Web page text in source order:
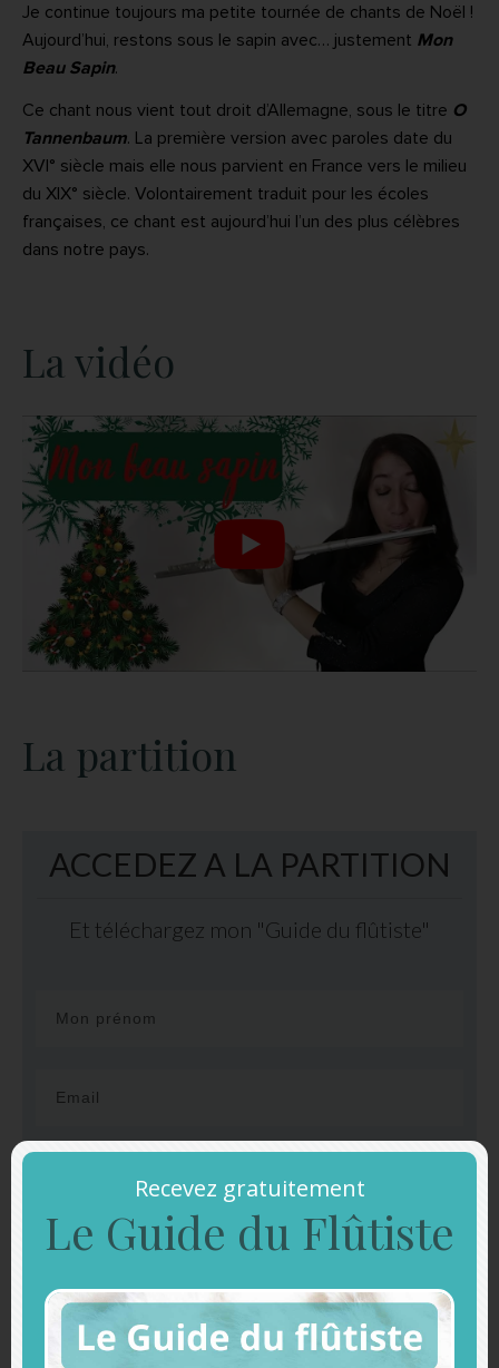
Je continue toujours ma petite tournée de chants de Noël !
Aujourd’hui, restons sous le sapin avec… justement Mon
Beau Sapin.
Ce chant nous vient tout droit d’Allemagne, sous le titre O
Tannenbaum. La première version avec paroles date du
XVI° siècle mais elle nous parvient en France vers le milieu
du XIX° siècle. Volontairement traduit pour les écoles
françaises, ce chant est aujourd’hui l’un des plus célèbres
dans notre pays.
La vidéo
La partition
ACCEDEZ A LA PARTITION
Et téléchargez mon "Guide du flûtiste"
Recevez gratuitement
Le Guide du Flûtiste